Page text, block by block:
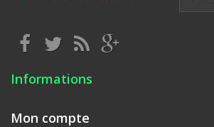
Informations
Mon compte